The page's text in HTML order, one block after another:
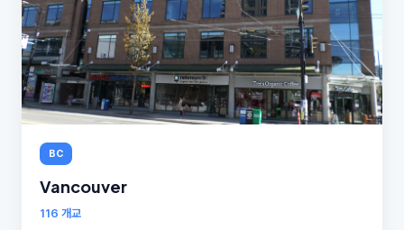
BC
Vancouver
116 개교